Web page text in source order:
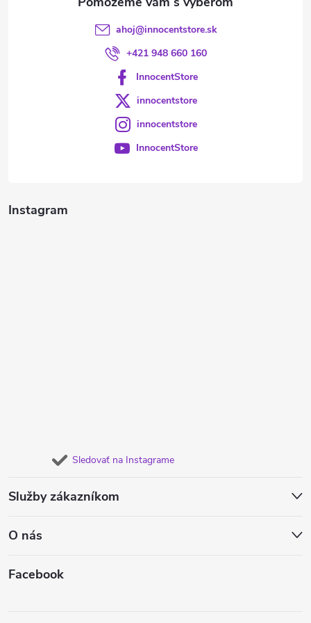
Instagram
Sledovať na Instagrame
Služby zákazníkom
O nás
Facebook
ahoj@innocentstore.sk
+421 948 660 160
InnocentStore
innocentstore
innocentstore
InnocentStore